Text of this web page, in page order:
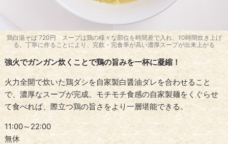
鶏白湯そば 720円 スープは鶏の様々な部位を時間差で入れ、10時間炊き上げ
る。丁寧に作ることにより、完飲・完食率が高い濃厚スープが出来上がる
強火でガンガン炊くことで鶏の旨みを一杯に凝縮！
火力全開で炊いた鶏ダシを自家製白醤油ダレを合わせること
で、濃厚なスープが完成。モチモチ食感の自家製麺をくぐらせ
て食べれば、際立つ鶏の旨さをより一層堪能できる。
11:00～22:00
無休